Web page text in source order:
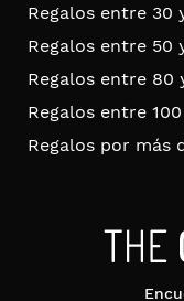
Regalos entre 30
Regalos entre 50
Regalos entre 80
Regalos entre
Regalos por más